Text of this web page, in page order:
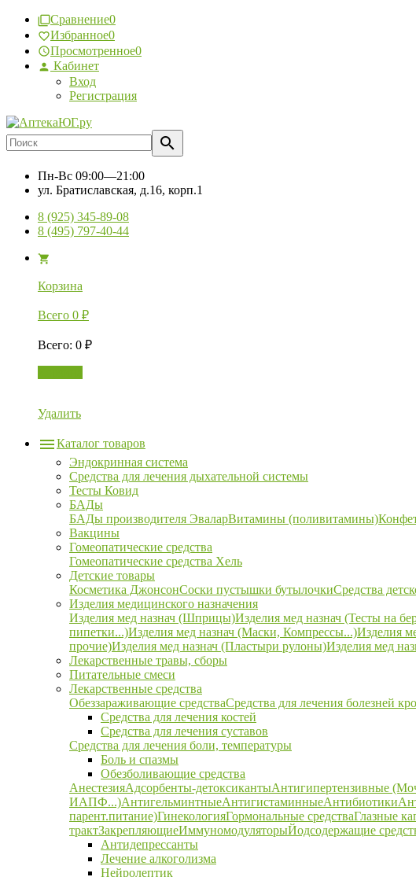
Сравнение0
Избранное0
Просмотренное0
Кабинет
Вход
Регистрация
Пн-Вс 09:00—21:00
ул. Братиславская, д.16, корп.1
8 (925) 345-89-08
8 (495) 797-40-44
Корзина
Всего 0 ₽
Всего: 0 ₽
Удалить
Каталог товаров
Эндокринная система
Средства для лечения дыхательной системы
Тесты Ковид
БАДы
БАДы производителя ЭваларВитамины (поливитамины)
Вакцины
Гомеопатические средства
Гомеопатические средства Хель
Детские товары
Косметика ДжонсонСоски пустышки бутылочкиСредства
Изделия медицинского назначения
Изделия мед назнач (Шприцы)Изделия мед назнач (Тесты на
пипетки...)Изделия мед назнач (Маски, Компрессы...)Изделия
прочие)Изделия мед назнач (Пластыри рулоны)Изделия мед
Лекарственные травы, сборы
Питательные смеси
Лекарственные средства
Обеззараживающие средстваСредства для лечения болезней
Средства для лечения костей
Средства для лечения суставов
Средства для лечения боли, температуры
Боль и спазмы
Обезболивающие средства
АнестезияАдсорбенты-детоксикантыАнтигипертензивные
ИАПФ...)АнтигельминтныеАнтигистаминныеАнтибиотики
парент.питание)ГинекологияГормональные средстваГлазные
трактЗакрепляющиеИммуномодуляторыЙодсодержащие
Антидепрессанты
Лечение алкоголизма
Нейролептик